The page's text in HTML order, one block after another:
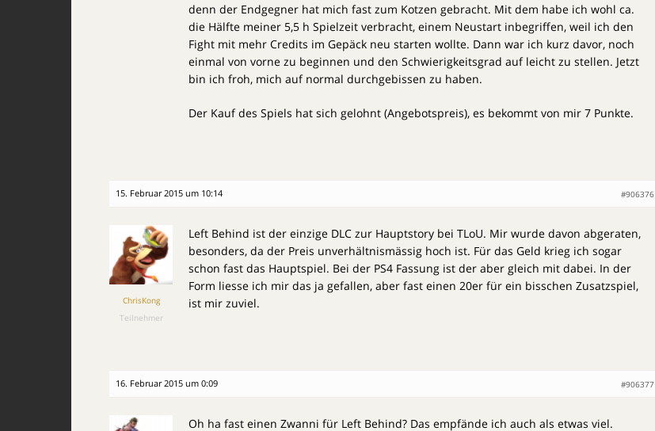
denn der Endgegner hat mich fast zum Kotzen gebracht. Mit dem habe ich wohl ca.
die Hälfte meiner 5,5 h Spielzeit verbracht, einem Neustart inbegriffen, weil ich den
Fight mit mehr Credits im Gepäck neu starten wollte. Dann war ich kurz davor, noch
einmal von vorne zu beginnen und den Schwierigkeitsgrad auf leicht zu stellen. Jetzt
bin ich froh, mich auf normal durchgebissen zu haben.
Der Kauf des Spiels hat sich gelohnt (Angebotspreis), es bekommt von mir 7 Punkte.
15. Februar 2015 um 10:14 #906376
ChrisKong
Teilnehmer
Left Behind ist der einzige DLC zur Hauptstory bei TLoU. Mir wurde davon abgeraten,
besonders, da der Preis unverhältnismässig hoch ist. Für das Geld krieg ich sogar
schon fast das Hauptspiel. Bei der PS4 Fassung ist der aber gleich mit dabei. In der
Form liesse ich mir das ja gefallen, aber fast einen 20er für ein bisschen Zusatzspiel,
ist mir zuviel.
16. Februar 2015 um 0:09 #906377
Oh ha fast einen Zwanni für Left Behind? Das empfände ich auch als etwas viel.